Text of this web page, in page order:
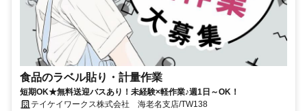
食品のラベル貼り・計量作業
短期OK★無料送迎バスあり！未経験×軽作業♪週1日～OK！
テイケイワークス株式会社 海老名支店/TW138